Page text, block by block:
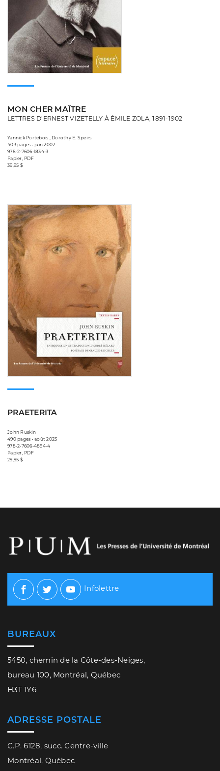
MON CHER MAÎTRE
LETTRES D'ERNEST VIZETELLY À ÉMILE ZOLA, 1891-1902
Yannick Portebois , Dorothy E. Speirs
403 pages • juin 2002
978-2-7606-1834-3
Papier, PDF
39,95 $
PRAETERITA
John Ruskin
490 pages • août 2023
978-2-7606-4894-4
Papier, PDF
29,95 $
Facebook
TwitterYoutube
Infolettre
BUREAUX
5450, chemin de la Côte-des-Neiges,
bureau 100, Montréal, Québec
H3T 1Y6
ADRESSE POSTALE
C.P. 6128, succ. Centre-ville
Montréal, Québec